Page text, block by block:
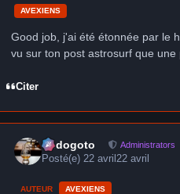
AVEXIENS
Good job, j'ai été étonnée par le
vu sur ton post astrosurf que
Citer
frédogoto Administrators
Posté(e)22 avril22 avril
AUTEUR AVEXIENS